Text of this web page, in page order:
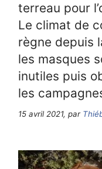
terreau pour
Le climat de
règne depuis
les masques
inutiles puis
les
15 avril 2021, par